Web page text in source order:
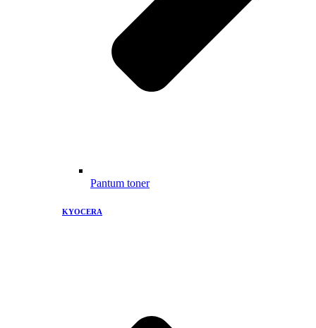
Pantum toner
KYOCERA